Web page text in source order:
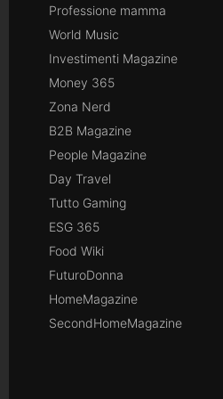
Professione mamma
World Music
Investimenti Magazine
Money 365
Zona Nerd
B2B Magazine
People Magazine
Day Travel
Tutto Gaming
ESG 365
Food Wiki
FuturoDonna
HomeMagazine
SecondHomeMagazine